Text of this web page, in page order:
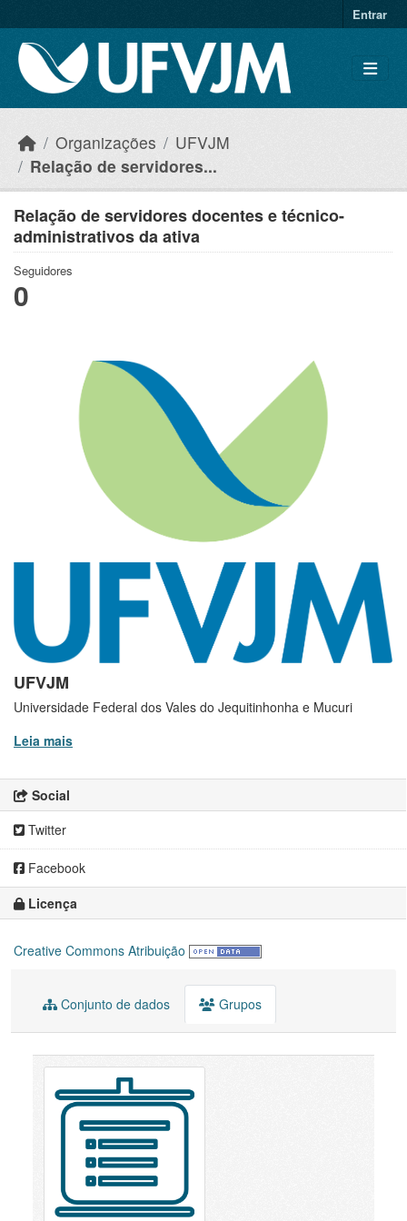
Entrar
Organizações
UFVJM
Relação de servidores...
Relação de servidores docentes e técnico-
administrativos da ativa
Seguidores
0
UFVJM
Universidade Federal dos Vales do Jequitinhonha e Mucuri
Leia mais
Social
Twitter
Facebook
Licença
Creative Commons Atribuição
Conjunto de dados Grupos